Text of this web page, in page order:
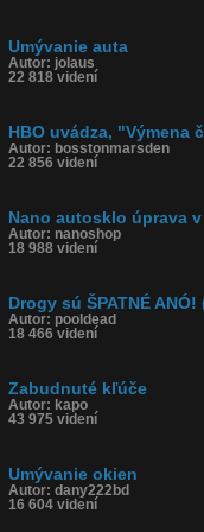
Umývanie auta
Autor: jolaus
22 818 videní
HBO uvádza, "Výmena
Autor: bosstonmarsden
22 856 videní
Nano autosklo úprava
Autor: nanoshop
18 988 videní
Drogy sú ŠPATNÉ
Autor: pooldead
18 466 videní
Zabudnuté kľúče
Autor: kapo
43 975 videní
Umývanie okien
Autor: dany222bd
16 604 videní